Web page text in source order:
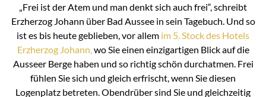
„Frei ist der Atem und man denkt sich auch frei“, schreibt
Erzherzog Johann über Bad Aussee in sein Tagebuch. Und so
ist es bis heute geblieben, vor allem im 5. Stock des Hotels
Erzherzog Johann,wo Sie einen einzigartigen Blick auf die
Ausseer Berge haben und so richtig schön durchatmen. Frei
fühlen Sie sich und gleich erfrischt, wenn Sie diesen
Logenplatz betreten. Obendrüber sind Sie und gleichzeitig